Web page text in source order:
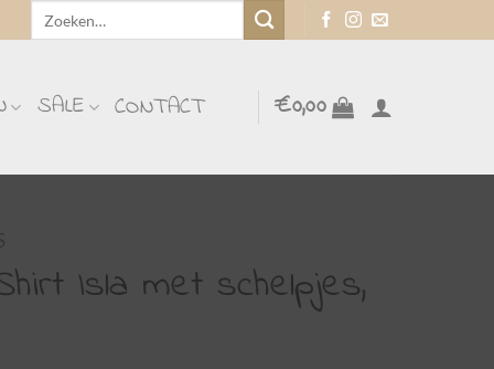
SALE CONTACT €0,00
Isla met schelpjes,